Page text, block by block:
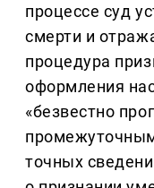
процессе суд
смерти и
процедура
оформления
«безвестно
точных